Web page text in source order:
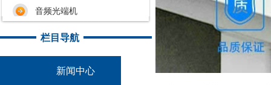
栏目导航
新闻中心
音频光端机